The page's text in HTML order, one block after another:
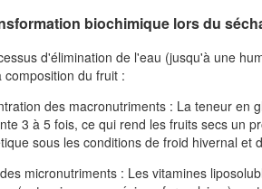
biochimique lors du
d'élimination de l'eau (jusqu'à une
composition du fruit :
des macronutriments : La teneur en
3 à 5 fois, ce qui rend les fruits secs un
sous les conditions de froid hivernal et
micronutriments : Les vitamines